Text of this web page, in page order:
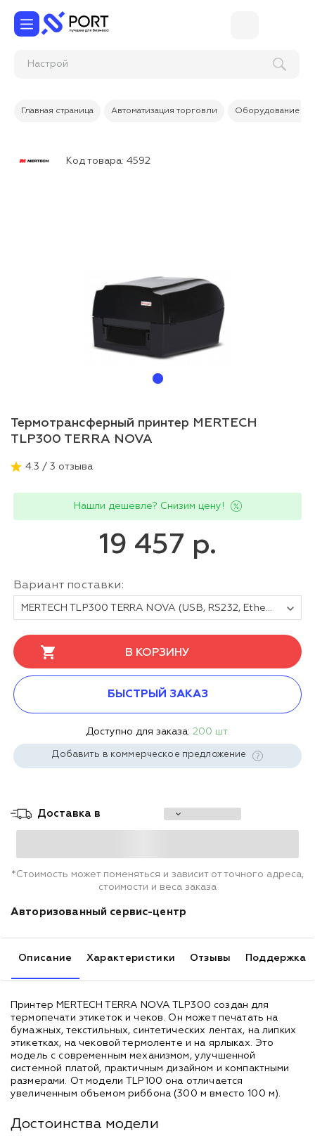
На
Главная страница Автоматизация торговли Оборудование
Код товара: 4592
Термотрансферный принтер MERTECH
TLP300 TERRA NOVA
4.3 / 3 отзыва
Нашли дешевле? Снизим цену!
19 457 р.
Вариант поставки:
MERTECH TLP300 TERRA NOVA (USB, RS232, Ethernet) black
В КОРЗИНУ
БЫСТРЫЙ ЗАКАЗ
Доступно для заказа: 200 шт.
Добавить в коммерческое предложение
Доставка в
*Стоимость может поменяться и зависит от точного адреса,
стоимости и веса заказа
Авторизованный сервис-центр
Описание Характеристики Отзывы Поддержка
Принтер MERTECH TERRA NOVA TLP300 создан для
термопечати этикеток и чеков. Он может печатать на
бумажных, текстильных, синтетических лентах, на липких
этикетках, на чековой термоленте и на ярлыках. Это
модель с современным механизмом, улучшенной
системной платой, практичным дизайном и компактными
размерами. От модели TLP100 она отличается
увеличенным объемом риббона (300 м вместо 100 м).
Достоинства модели